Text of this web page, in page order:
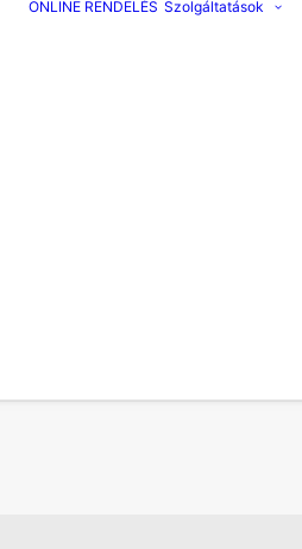
ONLINE RENDELÉS Szolgáltatások